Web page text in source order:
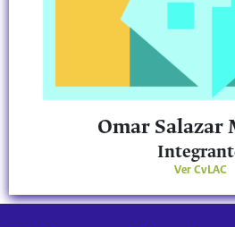
Omar Salazar
Ver CvLAC